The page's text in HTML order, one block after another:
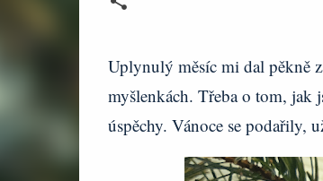
Uplynulý měsíc mi dal pěkně
myšlenkách. Třeba o tom, jak
úspěchy. Vánoce se podařily,